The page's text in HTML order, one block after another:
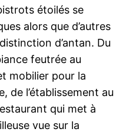
étoilés se
alors que d’autres
d’antan. Du
feutrée au
mobilier pour la
de l’établissement au
qui met à
vue sur la